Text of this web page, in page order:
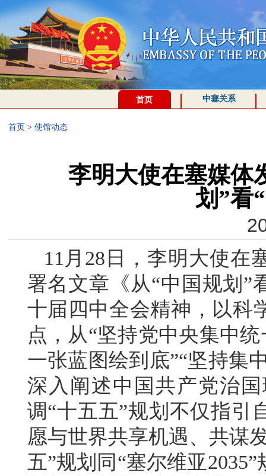
首页 中塞关系
首页 > 使馆动态
李明大使在塞媒体
划”看
11月28日，李明大使在
署名文章《从“中国规划”
十届四中全会精神，以科
点，从“坚持党中央集中
一张蓝图绘到底”“坚持集
深入阐述中国共产党治
调“十五五”规划不仅指引
愿与世界共享机遇、共谋
五”规划同“塞尔维亚